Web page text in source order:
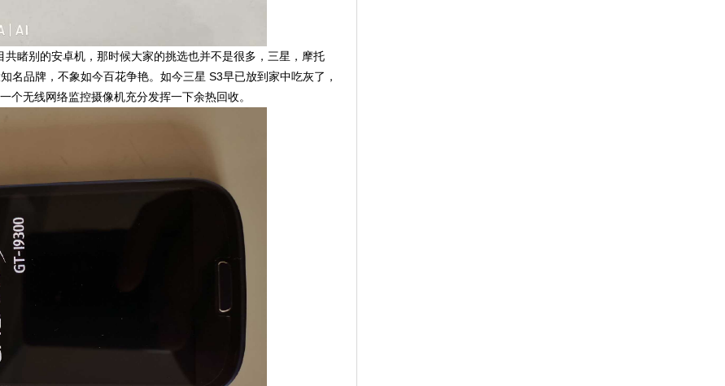
睹别的安卓机，那时候大家的挑选也并不是很多，三星，摩托
名品牌，不象如今百花争艳。如今三星 S3早已放到家中吃灰了，
个无线网络监控摄像机充分发挥一下余热回收。